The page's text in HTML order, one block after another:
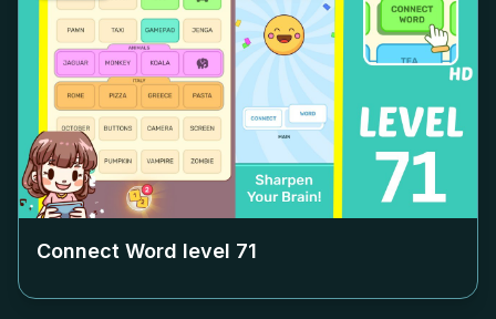
Connect Word level 71